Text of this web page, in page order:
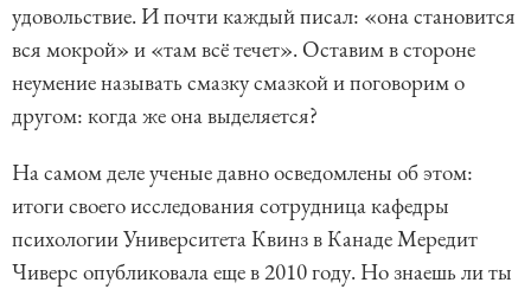
удовольствие. И почти каждый писал: «она становится
вся мокрой» и «там всё течет». Оставим в стороне
неумение называть смазку смазкой и поговорим о
другом: когда же она выделяется?
На самом деле ученые давно осведомлены об этом:
итоги своего исследования сотрудница кафедры
психологии Университета Квинз в Канаде Мередит
Чиверс опубликовала еще в 2010 году. Но знаешь ли ты